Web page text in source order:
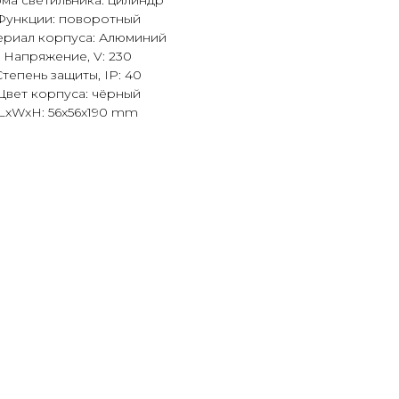
поворотный
корпуса: Алюминий
Напряжение, V: 230
защиты, IP: 40
корпуса: чёрный
LxWxH: 56x56x190 mm